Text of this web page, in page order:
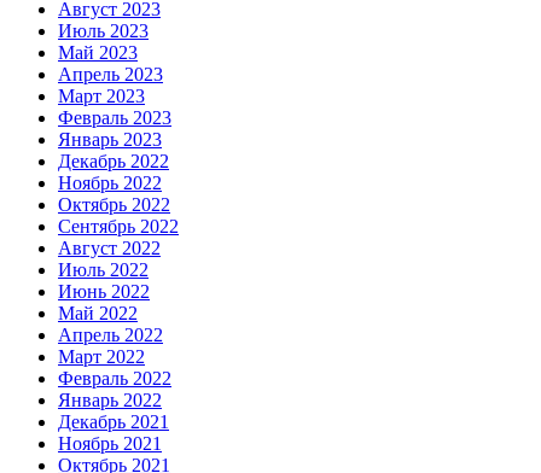
Август 2023
Июль 2023
Май 2023
Апрель 2023
Март 2023
Февраль 2023
Январь 2023
Декабрь 2022
Ноябрь 2022
Октябрь 2022
Сентябрь 2022
Август 2022
Июль 2022
Июнь 2022
Май 2022
Апрель 2022
Март 2022
Февраль 2022
Январь 2022
Декабрь 2021
Ноябрь 2021
Октябрь 2021